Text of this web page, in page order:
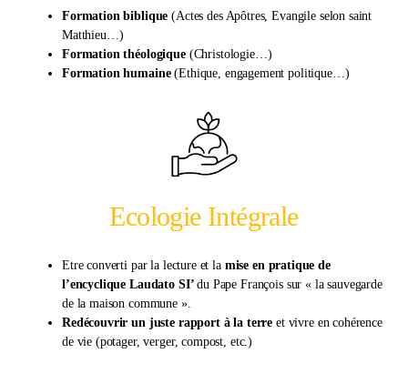
Formation biblique(Actes des Apôtres, Evangile selon saint
Matthieu…)
Formation théologique(Christologie…)
Formation humaine(Ethique, engagement politique…)
Ecologie Intégrale
Etre converti par la lecture et la mise en pratique de
l’encyclique Laudato SI’du Pape François sur « la sauvegarde
de la maison commune ».
Redécouvrir un juste rapport à la terre et vivre en cohérence
de vie (potager, verger, compost, etc.)